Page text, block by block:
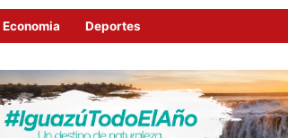
Economia Deportes